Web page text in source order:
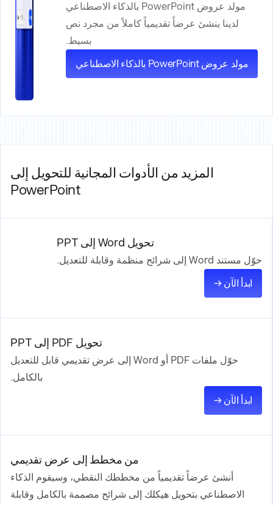
مولد عروض PowerPoint بالذكاء الاصطناعي
لدينا ينشئ عرضاً تقديمياً كاملاً من مجرد نص
بسيط.
مولد عروض PowerPoint بالذكاء الاصطناعي
المزيد من الأدوات المجانية للتحويل إلى
PowerPoint
تحويل Word إلى PPT
حوّل مستند Word إلى شرائح منظمة وقابلة للتعديل.
ابدأ الآن →
تحويل PDF إلى PPT
حوّل ملفات PDF أو Word إلى عرض تقديمي قابل للتعديل
بالكامل.
ابدأ الآن →
من مخطط إلى عرض تقديمي
أنشئ عرضاً تقديمياً من مخططك النقطي، وسيقوم الذكاء
الاصطناعي بتحويل هيكلك إلى شرائح مصممة بالكامل وقابلة